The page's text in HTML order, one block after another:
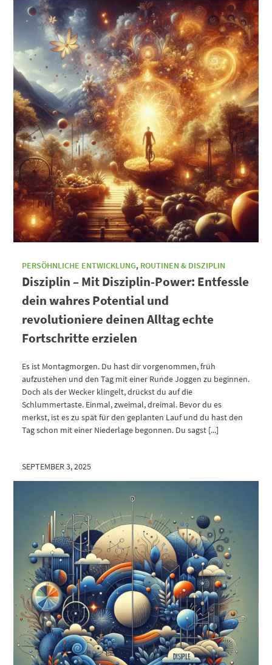
PERSÖHNLICHE ENTWICKLUNG, ROUTINEN & DISZIPLIN
Disziplin – Mit Disziplin-Power: Entfessle
dein wahres Potential und
revolutioniere deinen Alltag echte
Fortschritte erzielen
Es ist Montagmorgen. Du hast dir vorgenommen, früh
aufzustehen und den Tag mit einer Runde Joggen zu beginnen.
Doch als der Wecker klingelt, drückst du auf die
Schlummertaste. Einmal, zweimal, dreimal. Bevor du es
merkst, ist es zu spät für den geplanten Lauf und du hast den
Tag schon mit einer Niederlage begonnen. Du sagst [...]
SEPTEMBER 3, 2025